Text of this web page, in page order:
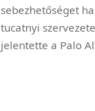
sebezhetőséget
tucatnyi
jelentette a Palo